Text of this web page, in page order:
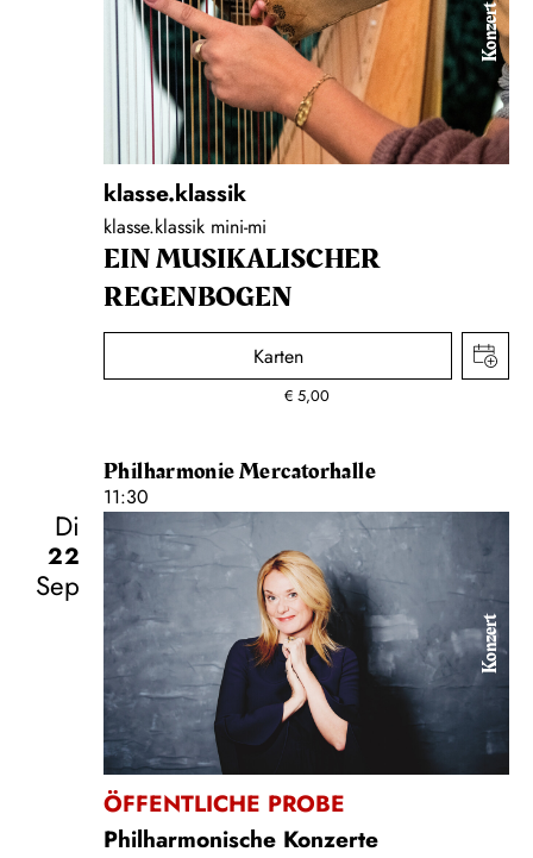
Konzert
klasse.klassik
klasse.klassik mini-mi
EIN MUSIKALISCHER
REGENBOGEN
Karten
€ 5,00
Philharmonie Mercatorhalle
11:30
Di
22
Sep
Konzert
ÖFFENTLICHE PROBE
Philharmonische Konzerte